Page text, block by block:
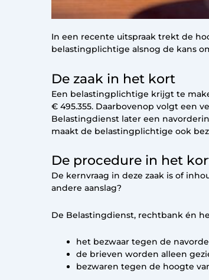
In een recente uitspraak trekt de
belastingplichtige alsnog de kans
De zaak in het kort
Een belastingplichtige krijgt te
€ 495.355. Daarbovenop volgt een
Belastingdienst later een
maakt de belastingplichtige ook
De procedure in het
De kernvraag in deze zaak is of
andere aanslag?
De Belastingdienst, rechtbank én
het bezwaar tegen de
de brieven worden alleen
bezwaren tegen de hoogte